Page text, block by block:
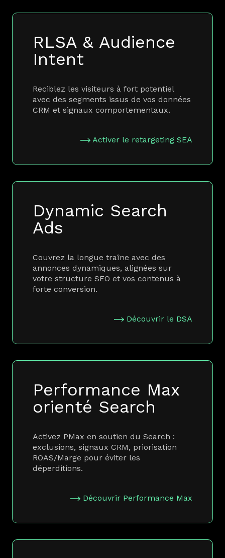
RLSA & Audience
Intent
Reciblez les visiteurs à fort potentiel
avec des segments issus de vos données
CRM et signaux comportementaux.
Activer le retargeting SEA
Dynamic Search
Ads
Couvrez la longue traîne avec des
annonces dynamiques, alignées sur
votre structure SEO et vos contenus à
forte conversion.
Découvrir le DSA
Performance Max
orienté Search
Activez PMax en soutien du Search :
exclusions, signaux CRM, priorisation
ROAS/Marge pour éviter les
déperditions.
Découvrir Performance Max